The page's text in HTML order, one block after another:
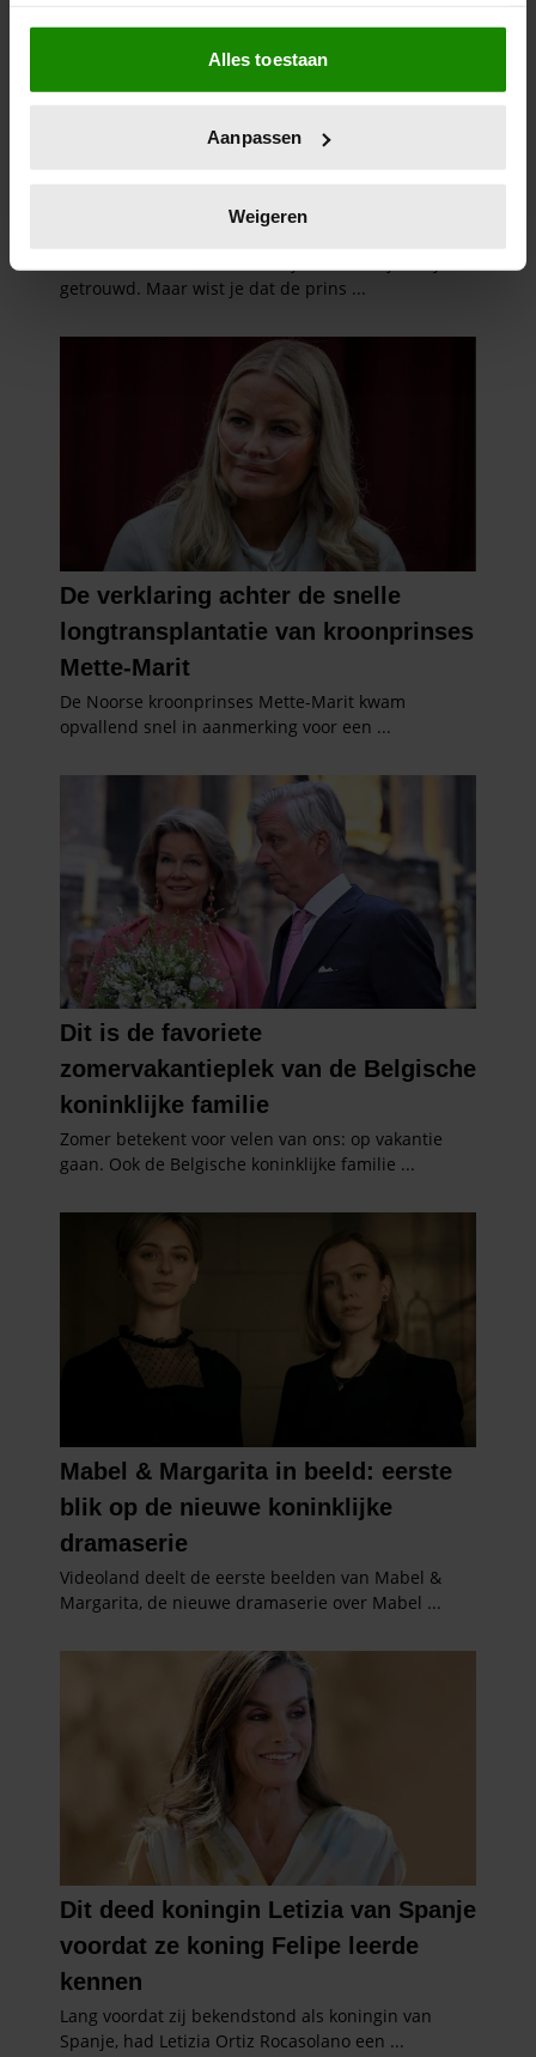
Als u het toestaat, willen we ook graag:
Informatie verzamelen over uw geografische
locatie, die tot een paar meter nauwkeurig kan zijn
scannen op specifieke eigenschappen (fingerprinting)
verwerkt en stel uw voorkeuren in het
intrekken in de Cookieverklaring.
personaliseren, om functies voor social media te bieden
en om ons websiteverkeer te analyseren. Ook delen we
informatie over uw gebruik van onze site met onze
partners voor social media, adverteren en analyse. Deze
partners kunnen deze gegevens combineren met andere
informatie die u aan ze heeft verstrekt of die ze hebben
verzameld op basis van uw gebruik van hun services. U
gaat akkoord met onze cookies als u onze website blijft
gebruiken.
Alles toestaan
Aanpassen
Weigeren